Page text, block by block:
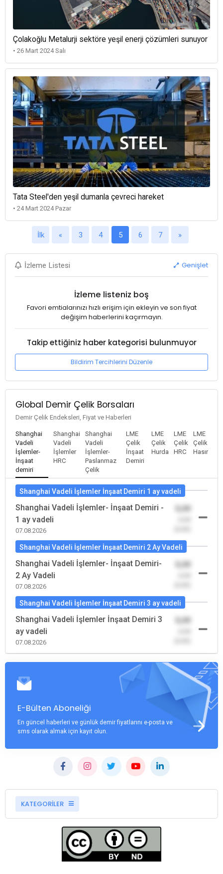
Çolakoğlu Metalurji sektöre yeşil enerji çözümleri sunuyor
• 26 Mart 2024 Salı
Tata Steel'den yeşil dumanla çevreci hareket
• 24 Mart 2024 Pazar
İlk « 3 4 5 6 7 »
İzleme Listesi Genişlet
İzleme listeniz boş
Favori emtialarınızı hızlı erişim için ekleyin ve son fiyat
değişim haberlerini kaçırmayın.
Takip ettiğiniz haber kategorisi bulunmuyor
Bildirim Tercihlerini Düzenle
Global Demir Çelik Borsaları
Demir Çelik Endeksleri, Fiyat ve Haberleri
Shanghai
Vadeli
İşlemler-
İnşaat
demiri
Shanghai
Vadeli
İşlemler
HRC
Shanghai
Vadeli
İşlemler-
Paslanmaz
Çelik
LME
Çelik
İnşaat
Demiri
LME
Çelik
Hurda
LME
Çelik
HRC
LME
Çelik
Hasır
Shanghai Vadeli İşlemler İnşaat Demiri 1 ay vadeli
Shanghai Vadeli İşlemler- İnşaat Demiri -
1 ay vadeli
07.08.2026
0,00
Shanghai Vadeli İşlemler İnşaat Demiri 2 Ay Vadeli
Shanghai Vadeli İşlemler- İnşaat Demiri-
2 Ay Vadeli
07.08.2026
0,00
Shanghai Vadeli İşlemler İnşaat Demiri 3 ay vadeli
Shanghai Vadeli İşlemler İnşaat Demiri 3
ay vadeli
07.08.2026
0,00
E-Bülten Aboneliği
En güncel haberleri ve günlük demir fiyatlarını e-posta ve
sms olarak almak için kayıt olun.
KATEGORİLER